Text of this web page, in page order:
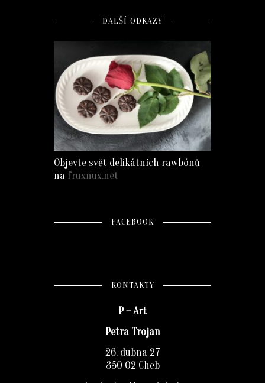
DALŠÍ ODKAZY
Objevte svět delikátních rawbónů
na fruxnux.net
FACEBOOK
KONTAKTY
P – Art
Petra Trojan
26. dubna 27
350 02 Cheb